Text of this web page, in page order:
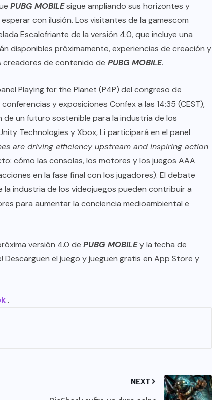
PUBG MOBILEsigue ampliando sus horizontes y
con ilusión. Los visitantes de la gamescom
Escalofriante de la versión 4.0, que incluye una
disponibles próximamente, experiencias de creación y
creadores de contenido de PUBG MOBILE.
Playing for the Planet (P4P) del congreso de
y exposiciones Confex a las 14:35 (CEST),
un futuro sostenible para la industria de los
Technologies y Xbox, Li participará en el panel
are driving efficiency upstream and inspiring action
cómo las consolas, los motores y los juegos AAA
en la fase final con los jugadores). El debate
industria de los videojuegos pueden contribuir a
para aumentar la conciencia medioambiental e
versión 4.0 de PUBG MOBILEy la fecha de
Descarguen el juego y jueguen gratis en App Store y
.
NEXT